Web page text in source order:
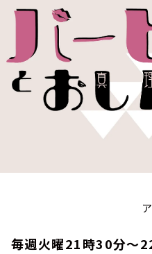
イベント・グッズ
YouTube
会社情報
毎週火曜21時30分～